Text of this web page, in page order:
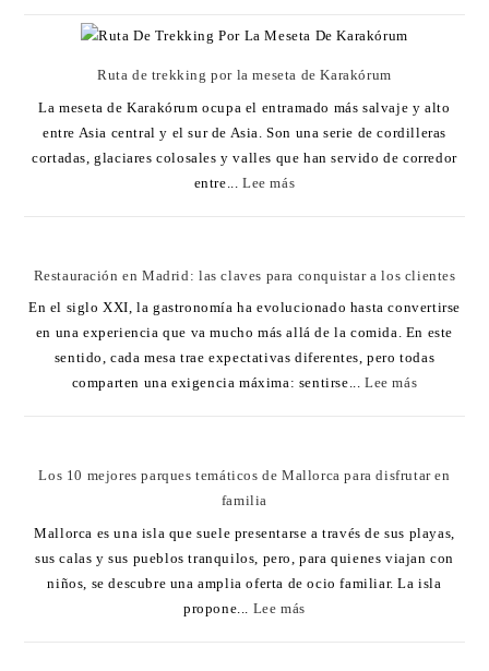
Ruta de trekking por la meseta de Karakórum
La meseta de Karakórum ocupa el entramado más salvaje y alto
entre Asia central y el sur de Asia. Son una serie de cordilleras
cortadas, glaciares colosales y valles que han servido de corredor
entre...Lee más
Restauración en Madrid: las claves para conquistar a los clientes
En el siglo XXI, la gastronomía ha evolucionado hasta convertirse
en una experiencia que va mucho más allá de la comida. En este
sentido, cada mesa trae expectativas diferentes, pero todas
comparten una exigencia máxima: sentirse...Lee más
Los 10 mejores parques temáticos de Mallorca para disfrutar en
familia
Mallorca es una isla que suele presentarse a través de sus playas,
sus calas y sus pueblos tranquilos, pero, para quienes viajan con
niños, se descubre una amplia oferta de ocio familiar. La isla
propone... Lee más